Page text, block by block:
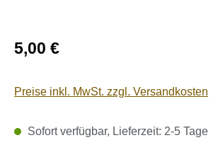
Regulärer Preis:
5,00 €
Preise inkl. MwSt. zzgl. Versandkosten
Sofort verfügbar, Lieferzeit: 2-5 Tage